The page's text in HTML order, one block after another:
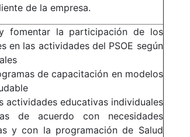
de la empresa.
fomentar la participación de los
en las actividades del PSOE según
de capacitación en modelos
actividades educativas individuales
de acuerdo con necesidades
y con la programación de Salud